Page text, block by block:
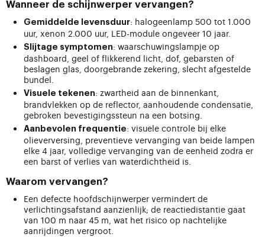
Wanneer de schijnwerper vervangen?
Gemiddelde levensduur: halogeenlamp 500 tot 1.000
uur, xenon 2.000 uur, LED-module ongeveer 10 jaar.
Slijtage symptomen: waarschuwingslampje op
dashboard, geel of flikkerend licht, dof, gebarsten of
beslagen glas, doorgebrande zekering, slecht afgestelde
bundel.
Visuele tekenen: zwartheid aan de binnenkant,
brandvlekken op de reflector, aanhoudende condensatie,
gebroken bevestigingssteun na een botsing.
Aanbevolen frequentie: visuele controle bij elke
olieverversing, preventieve vervanging van beide lampen
elke 4 jaar, volledige vervanging van de eenheid zodra er
een barst of verlies van waterdichtheid is.
Waarom vervangen?
Een defecte hoofdschijnwerper vermindert de
verlichtingsafstand aanzienlijk; de reactiedistantie gaat
van 100 m naar 45 m, wat het risico op nachtelijke
aanrijdingen vergroot.